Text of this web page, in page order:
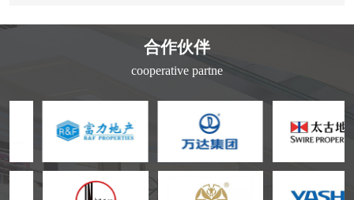
合作伙伴
cooperative partne